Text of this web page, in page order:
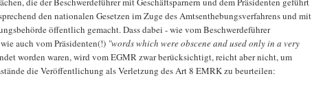
den nationalen Gesetzen im Zuge des Amtsenthebungsverfahrens und mit
öffentlich gemacht. Dass dabei - wie vom Beschwerdeführer
auch vom Präsidenten(!) "words which were obscene and used only in a very
worden waren, wird vom EGMR zwar berücksichtigt, reicht aber nicht, um
die Veröffentlichung als Verletzung des Art 8 EMRK zu beurteilen: